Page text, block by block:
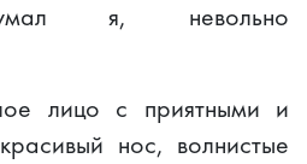
я, невольно
лицо с приятными и
нос, волнистые